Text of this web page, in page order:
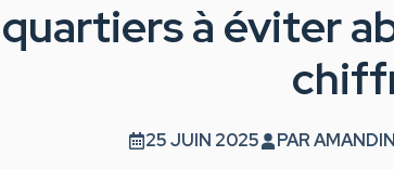
quartiers à éviter
25 JUIN 2025 PAR